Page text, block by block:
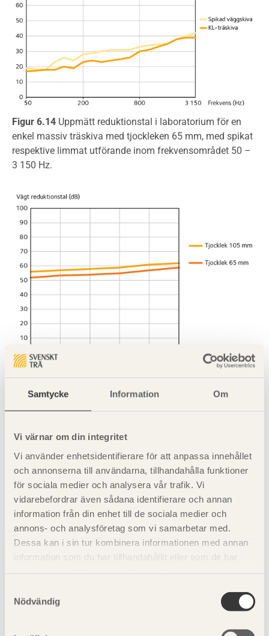
Samtycke Information Om
Vi värnar om din integritet
Vi använder enhetsidentifierare för att anpassa innehållet
och annonserna till användarna, tillhandahålla funktioner
för sociala medier och analysera vår trafik. Vi
vidarebefordrar även sådana identifierare och annan
information från din enhet till de sociala medier och
annons- och analysföretag som vi samarbetar med.
Dessa kan i sin tur kombinera informationen med annan
information som du har tillhandahållit eller som de har
Nödvändig
Figur 6.14 Uppmätt reduktionstal i laboratorium för en
enkel massiv träskiva med tjockleken 65 mm, med spikat
respektive limmat utförande inom frekvensområdet 50 –
3 150 Hz.
Figur 6.15Vägt reduktionstal,Rw,50-3150
, för en dubbelvägg
utan säkerhetsmarginaler.
Tabell 6.6 Värden på luftljudsisolering för enkla
respektive dubbla väggskivor av KL-trä.
Väggtyp
Skivtjocklek
(mm)
Luftspalt
mellan
väggar
(mm)
Isolertjocklek
(mm)
Enkel skiva
65 – –
31 (–
1)
Dubbel skiva
55 (–
58 (–